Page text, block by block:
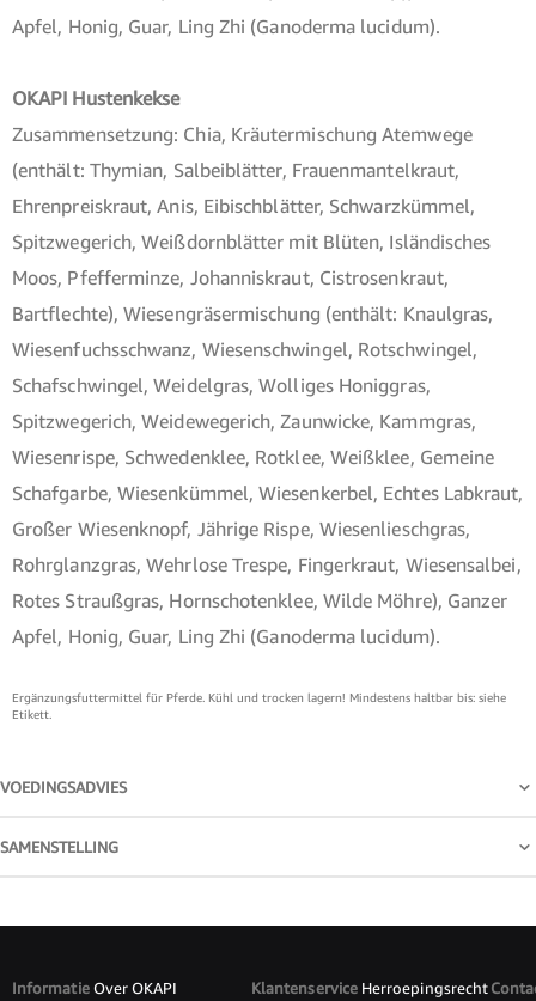
Apfel, Honig, Guar, Ling Zhi (Ganoderma lucidum).
OKAPI Hustenkekse
Zusammensetzung: Chia, Kräutermischung Atemwege
(enthält: Thymian, Salbeiblätter, Frauenmantelkraut,
Ehrenpreiskraut, Anis, Eibischblätter, Schwarzkümmel,
Spitzwegerich, Weißdornblätter mit Blüten, Isländisches
Moos, Pfefferminze, Johanniskraut, Cistrosenkraut,
Bartflechte), Wiesengräsermischung (enthält: Knaulgras,
Wiesenfuchsschwanz, Wiesenschwingel, Rotschwingel,
Schafschwingel, Weidelgras, Wolliges Honiggras,
Spitzwegerich, Weidewegerich, Zaunwicke, Kammgras,
Wiesenrispe, Schwedenklee, Rotklee, Weißklee, Gemeine
Schafgarbe, Wiesenkümmel, Wiesenkerbel, Echtes Labkraut,
Großer Wiesenknopf, Jährige Rispe, Wiesenlieschgras,
Rohrglanzgras, Wehrlose Trespe, Fingerkraut, Wiesensalbei,
Rotes Straußgras, Hornschotenklee, Wilde Möhre), Ganzer
Apfel, Honig, Guar, Ling Zhi (Ganoderma lucidum).
Ergänzungsfuttermittel für Pferde. Kühl und trocken lagern! Mindestens haltbar bis: siehe
Etikett.
VOEDINGSADVIES
SAMENSTELLING
Informatie Over OKAPI
Klantenservice Herroepingsrecht